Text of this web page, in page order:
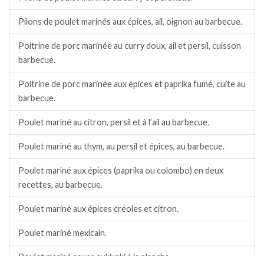
Pilons de poulet marinés aux épices, ail, oignon au barbecue.
Poitrine de porc marinée au curry doux, ail et persil, cuisson
barbecue.
Poitrine de porc marinée aux épices et paprika fumé, cuite au
barbecue.
Poulet mariné au citron, persil et à l’ail au barbecue.
Poulet mariné au thym, au persil et épices, au barbecue.
Poulet mariné aux épices (paprika ou colombo) en deux
recettes, au barbecue.
Poulet mariné aux épices créoles et citron.
Poulet mariné mexicain.